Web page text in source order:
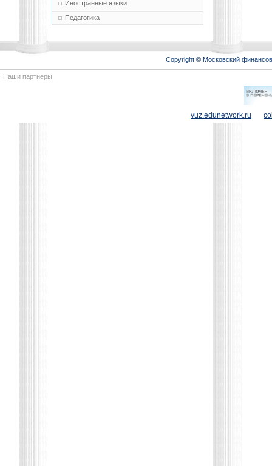
Иностранные языки
Педагогика
Copyright © Московский
Наши партнеры:
vuz.edunetwork.ru